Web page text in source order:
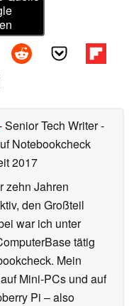
Senior Tech Writer-
Notebookcheck
2017
zehn Jahren
den Großteil
war ich unter
tätig
Mein
Mini-PCs und auf
Pi – also